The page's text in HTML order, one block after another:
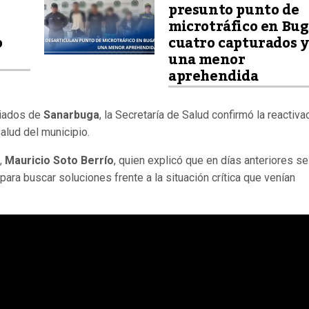
presunto punto de
microtráfico en
cuatro capturados y
una menor
aprehendida
de Sanarbuga, la Secretaría de Salud confirmó la
del municipio.
Mauricio Soto Berrío, quien explicó que en días anteriores se
buscar soluciones frente a la situación crítica que venían